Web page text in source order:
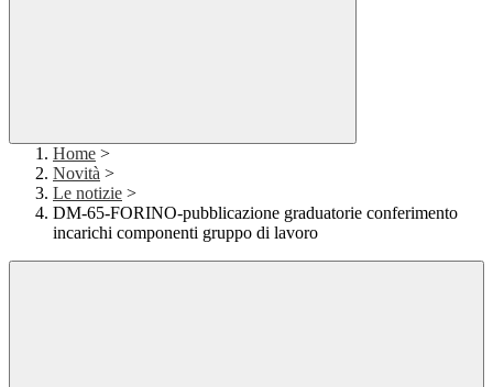
Home >
Novità >
Le notizie >
DM-65-FORINO-pubblicazione graduatorie conferimento
incarichi componenti gruppo di lavoro